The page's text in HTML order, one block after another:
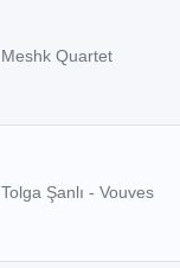
Meshk Quartet
Tolga Şanlı - Vouves